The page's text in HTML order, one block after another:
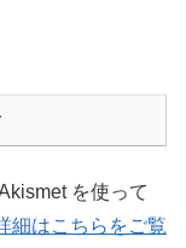
を使って
細はこちらをご覧